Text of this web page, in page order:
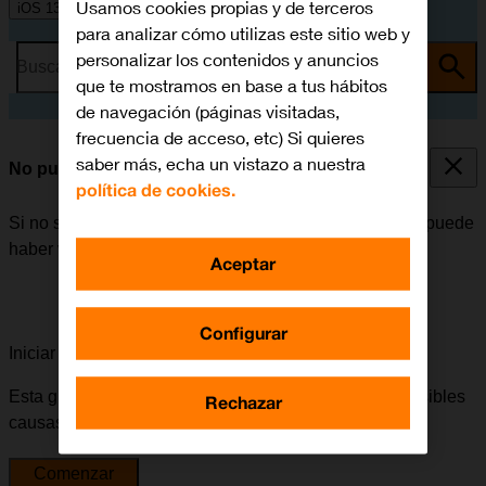
iOS 13.1
Busca por problema o tema
No puedo utilizar la función de Wi-Fi
Si no se puede utilizar la función de Wi-Fi en el móvil, puede
haber varias causas posibles al problema.
Iniciar la guía para solucionar tu problema
Esta guía te va a conducir a través de una serie de posibles
causas y soluciones al problema.
Comenzar
Usamos cookies propias y de terceros
para analizar cómo utilizas este sitio web y
personalizar los contenidos y anuncios
que te mostramos en base a tus hábitos
de navegación (páginas visitadas,
frecuencia de acceso, etc) Si quieres
saber más, echa un vistazo a nuestra
política de cookies.
Configurar
Rechazar
Aceptar